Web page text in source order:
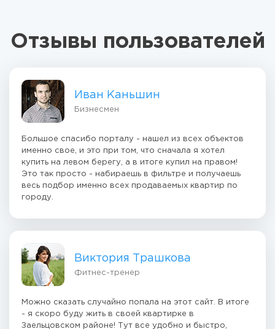
Отзывы пользователей
Иван Каньшин
Бизнесмен
Большое спасибо порталу - нашел из всех объектов
именно свое, и это при том, что сначала я хотел
купить на левом берегу, а в итоге купил на правом!
Это так просто - набираешь в фильтре и получаешь
весь подбор именно всех продаваемых квартир по
городу.
Виктория Трашкова
Фитнес-тренер
Можно сказать случайно попала на этот сайт. В итоге
- я скоро буду жить в своей квартирке в
Заельцовском районе! Тут все удобно и быстро,